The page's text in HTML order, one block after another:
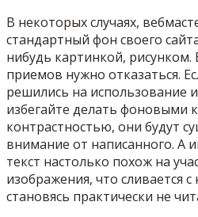
В некоторых случаях,
стандартный фон своего
нибудь картинкой, рисунком.
приемов нужно отказаться.
решились на использование
избегайте делать фоновыми
контрастностью, они будут
внимание от написанного. А
текст настолько похож на
изображения, что сливается
становясь практически не